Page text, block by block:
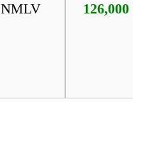
NMLV 126,000